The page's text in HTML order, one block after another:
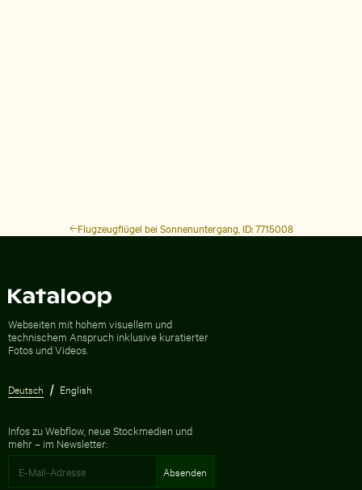
Flugzeugflügel bei Sonnenuntergang, ID: 7715008
Webseiten mit hohem visuellem und
technischem Anspruch inklusive kuratierter
Fotos und Videos.
Deutsch English
Infos zu Webflow, neue Stockmedien und
mehr – im Newsletter: